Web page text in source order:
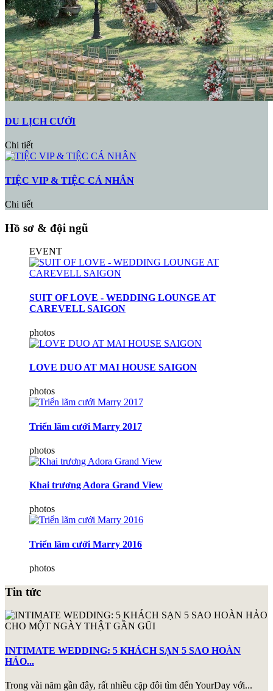
DU LỊCH CƯỚI
Chi tiết
TIỆC VIP & TIỆC CÁ NHÂN
Chi tiết
Hồ sơ & đội ngũ
EVENT
SUIT OF LOVE - WEDDING LOUNGE AT
CAREVELL SAIGON
photos
LOVE DUO AT MAI HOUSE SAIGON
photos
Triển lãm cưới Marry 2017
photos
Khai trương Adora Grand View
photos
Triển lãm cưới Marry 2016
photos
Tin tức
INTIMATE WEDDING: 5 KHÁCH SẠN 5 SAO HOÀN
HẢO...
Trong vài năm gần đây, rất nhiều cặp đôi tìm đến YourDay với...